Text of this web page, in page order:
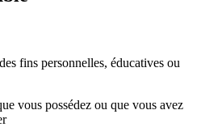
fins personnelles, éducatives ou
vous possédez ou que vous avez